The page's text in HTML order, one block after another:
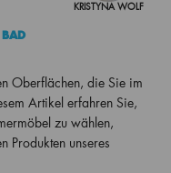
KRISTYNA WOLF
BAD
Oberflächen, die Sie im
Artikel erfahren Sie,
zu wählen,
Produkten unseres